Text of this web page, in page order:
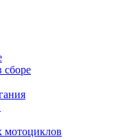
сборе
мотоциклов